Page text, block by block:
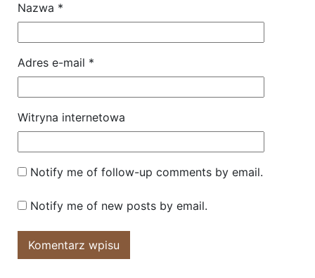
Nazwa *
Adres e-mail *
Witryna internetowa
Notify me of follow-up comments by email.
Notify me of new posts by email.